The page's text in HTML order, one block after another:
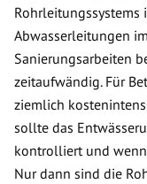
Rohrleitungssystems
Abwasserleitungen
Sanierungsarbeiten
zeitaufwändig. Für
ziemlich
sollte das
kontrolliert und
Nur dann sind die